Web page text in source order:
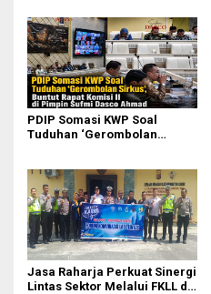
Anak
PDIP Somasi KWP Soal
Tuduhan ‘Gerombolan
Ahmad
Jasa Raharja Perkuat Sinergi
Lintas Sektor Melalui FKLL di